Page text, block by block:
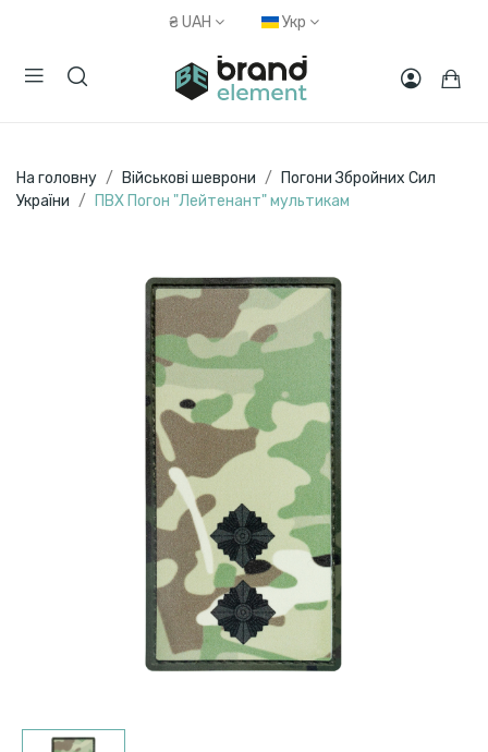
₴ UAH Укр
На головну Військові шеврони
Погони Збройних Сил
України
ПВХ Погон "Лейтенант" мультикам